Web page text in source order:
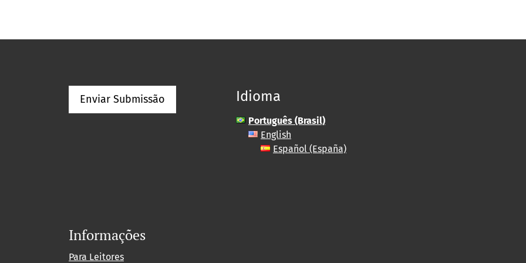
Enviar Submissão Idioma
Português (Brasil)
English
Español (España)
Informações
Para Leitores